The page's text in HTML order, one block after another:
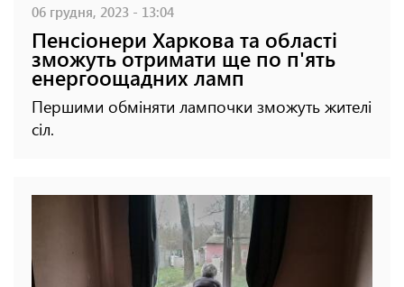
06 грудня, 2023 - 13:04
Пенсіонери Харкова та області
зможуть отримати ще по п'ять
енергоощадних ламп
Першими обміняти лампочки зможуть жителі
сіл.